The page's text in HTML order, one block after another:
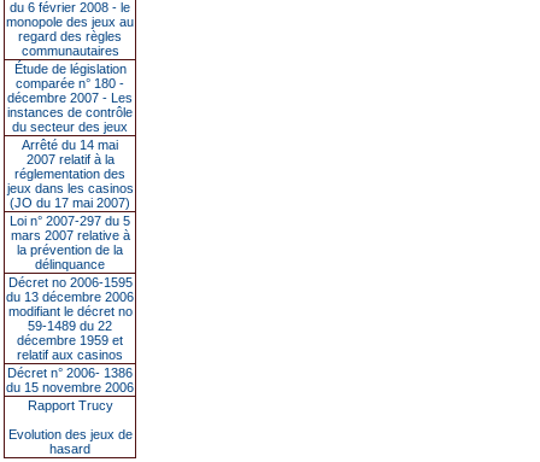
du 6 février 2008 - le
monopole des jeux au
regard des règles
communautaires
Étude de législation
comparée n° 180 -
décembre 2007 - Les
instances de contrôle
du secteur des jeux
Arrêté du 14 mai
2007 relatif à la
réglementation des
jeux dans les casinos
(JO du 17 mai 2007)
Loi n° 2007-297 du 5
mars 2007 relative à
la prévention de la
délinquance
Décret no 2006-1595
du 13 décembre 2006
modifiant le décret no
59-1489 du 22
décembre 1959 et
relatif aux casinos
Décret n° 2006- 1386
du 15 novembre 2006
Rapport Trucy
Evolution des jeux de
hasard